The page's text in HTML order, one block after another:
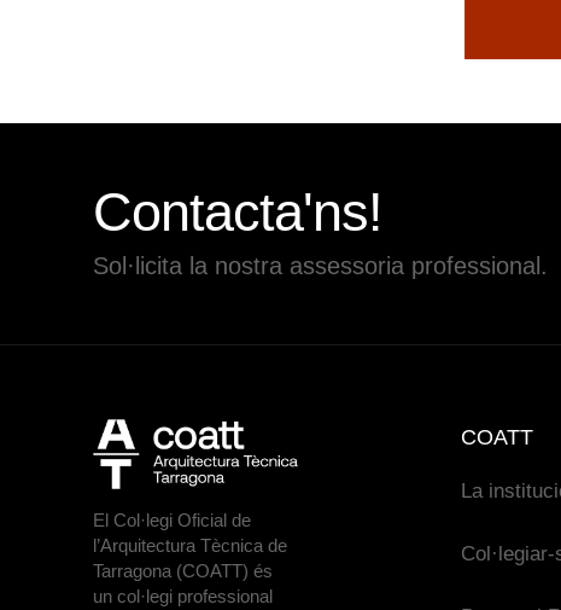
Contacta'ns!
Sol·licita la nostra assessoria professional.
El Col·legi Oficial de
l’Arquitectura Tècnica de
Tarragona (COATT) és
un col·legi professional
COATT
La
Col·legiar-